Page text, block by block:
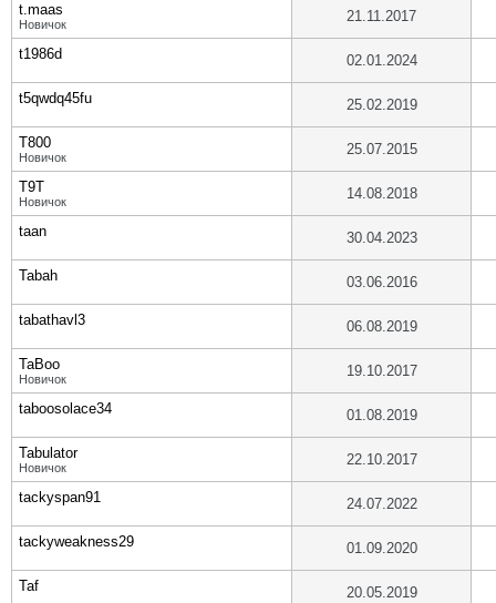
t.maas
Новичок 21.11.2017
t1986d 02.01.2024
t5qwdq45fu 25.02.2019
T800
Новичок 25.07.2015
T9T
Новичок 14.08.2018
taan 30.04.2023
Tabah 03.06.2016
tabathavl3 06.08.2019
TaBoo
Новичок 19.10.2017
taboosolace34 01.08.2019
Tabulator
Новичок 22.10.2017
tackyspan91 24.07.2022
tackyweakness29 01.09.2020
Taf 20.05.2019